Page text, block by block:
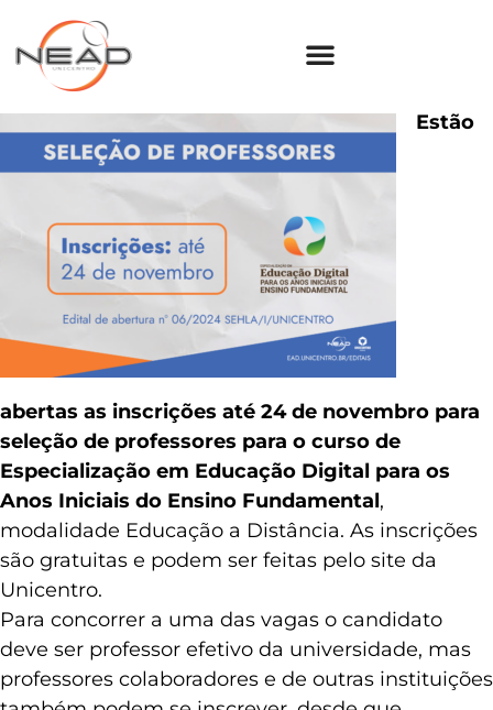
Estão
abertas as inscrições até 24 de novembro para
seleção de professores para o curso de
Especialização em Educação Digital para os
Anos Iniciais do Ensino Fundamental,
modalidade Educação a Distância. As inscrições
são gratuitas e podem ser feitas pelo site da
Unicentro.
Para concorrer a uma das vagas o candidato
deve ser professor efetivo da universidade, mas
professores colaboradores e de outras instituições